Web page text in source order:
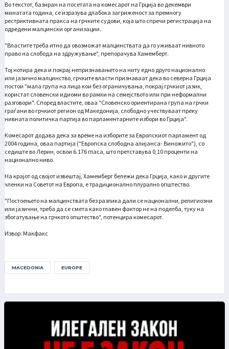
Во текстот, базиран на посетата на комесарот на Грција во декември
минатата година, се изразува длабока загриженост за премногу
рестриктивната пракса на грчките судови, која што спречи регистрација на
одредени малцински организации.
"Властите треба итно да овозможат малцинствата да го уживаат нивното
право на слобода на здружување", препорачува Хамемберт.
Тој нотира дека и покрај непризнавањето на ниту едно друго национално
или јазично малцинство, грчките власти признаваат дека во северна Грција
постои "мала група на лица кои без ограничувања, покрај грчкиот јазик,
користат словенски идиоми во рамки на семејството или при неформални
разговори". Според властите, оваа "Словенско ориентирана група на грчки
граѓани во грчкиот регион од Македонија, слободно учествуваат преку
нивната политичка партија во парламентарните избори во Грција".
Комесарот додава дека за време на изборите за Европскиот парламент од
2004 година, оваа партија ("Европска слободна алијанса- Виножито"), со
седиште во Лерин, освои 6.176 гласа, што претставува 0,10 проценти на
национално ниво.
На крајот од својот извештај, Хамемберг бележи дека Грција, како и другите
членки на Советот на Европа, е традиционално плурално општество.
"Постоењето на малцинствата без разлика дали се национални, религиозни
или јазични, треба да се смета како главен фактор не на поделба, туку на
збогатување на грчкото општество", потенцира комесарот.
Извор: Макфакс
MACEDONIA EUROPE